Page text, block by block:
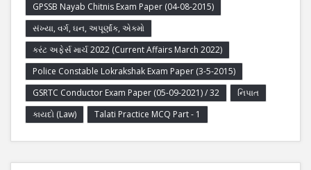
GPSSB Nayab Chitnis Exam Paper (04-08-2015)
સંખ્યા, વર્ગ, ઘન, અપૂર્ણાંક, એકમો
કરંટ અફેર્સ માર્ચ 2022 (Current Affairs March 2022)
Police Constable Lokrakshak Exam Paper (3-5-2015)
GSRTC Conductor Exam Paper (05-09-2021) / 32
નિપાત
કાયદો (Law)
Talati Practice MCQ Part - 1